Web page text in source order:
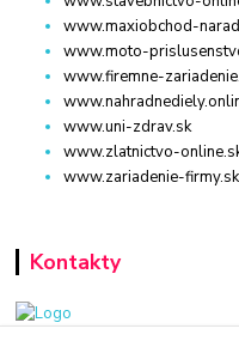
www.maxiobchod-
www.moto-
www.firemne-
www.uni-zdrav.sk
www.zlatnictvo-
www.zariadenie-firmy.sk
Kontakty